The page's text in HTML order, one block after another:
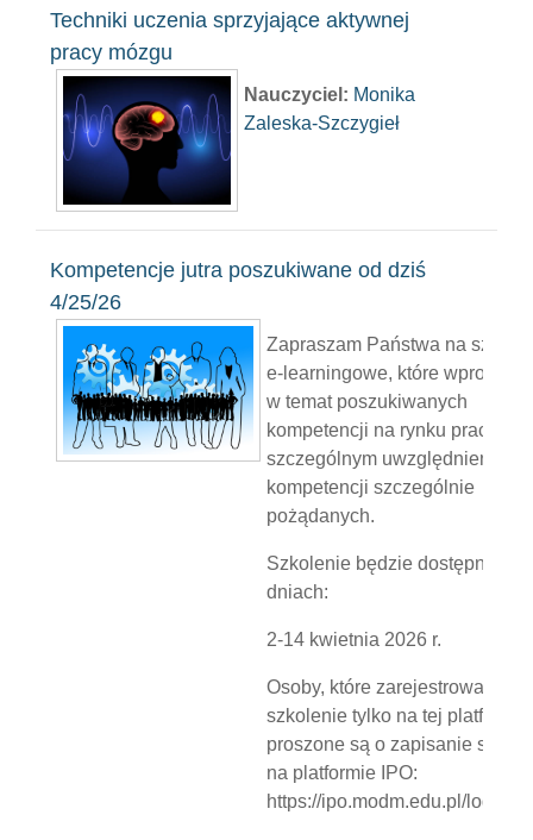
Techniki uczenia sprzyjające aktywnej
pracy mózgu
Nauczyciel: Monika
Zaleska-Szczygieł
Kompetencje jutra poszukiwane od dziś
4/25/26
Zapraszam Państwa na
e-learningowe, które
w temat poszukiwanych
kompetencji na rynku pracy ze
szczególnym uwzględnieniem
kompetencji szczególnie
pożądanych.
Szkolenie będzie dostępne w
dniach:
2-14 kwietnia 2026 r.
Osoby, które zarejestrowały się
szkolenie tylko na tej platformie
proszone są o zapisanie się też
na platformie IPO:
https://ipo.modm.edu.pl/